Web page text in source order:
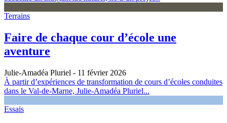
Terrains
Faire de chaque cour d’école une
aventure
Julie-Amadéa Pluriel - 11 février 2026
À partir d’expériences de transformation de cours d’écoles conduites
dans le Val-de-Marne, Julie-Amadéa Pluriel...
Essais